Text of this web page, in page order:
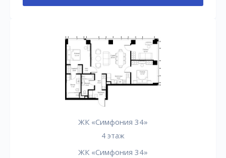
ЖК «Симфония 34»
4 этаж
ЖК «Симфония 34»